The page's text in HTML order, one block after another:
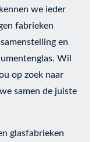
we ieder
fabrieken
en
Wil
op zoek naar
samen de juiste
glasfabrieken